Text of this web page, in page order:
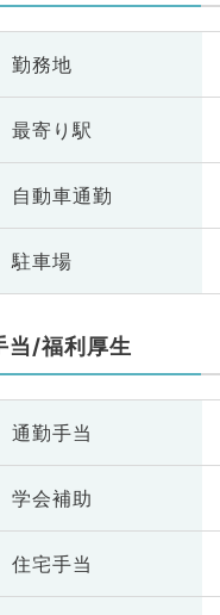
勤務地
最寄り駅
自動車通勤
駐車場
当/福利厚生
通勤手当
学会補助
住宅手当